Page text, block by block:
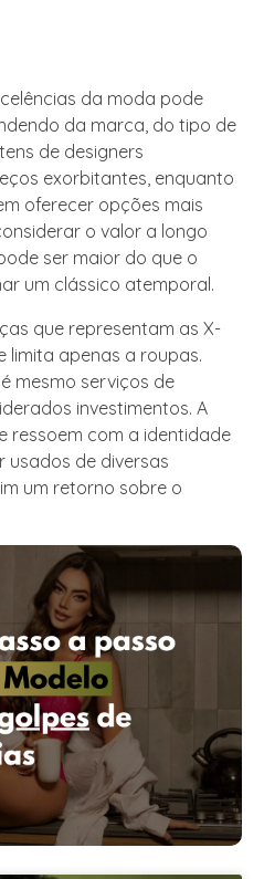
da moda pode
da marca, do tipo de
de designers
exorbitantes, enquanto
oferecer opções mais
o valor a longo
ser maior do que o
um clássico atemporal.
que representam as X-
limita apenas a roupas.
mesmo serviços de
investimentos. A
ressoem com a identidade
usados de diversas
um retorno sobre o